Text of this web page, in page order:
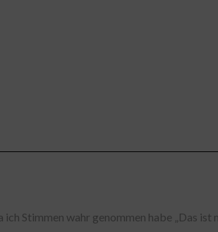
Stimmen wahr genommen habe „Das